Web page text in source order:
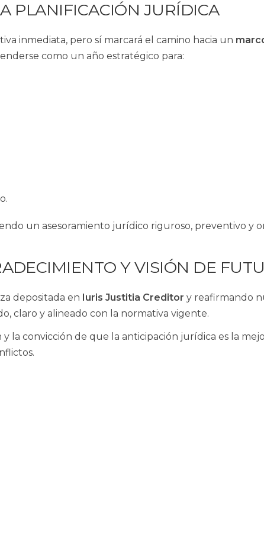
PLANIFICACIÓN JURÍDICA
inmediata, pero sí marcará el camino hacia un
como un año estratégico para:
un asesoramiento jurídico riguroso, preventivo y
Y VISIÓN DE
depositada en Iuris Justitia Creditor y reafirmando
claro y alineado con la normativa vigente.
y la convicción de que la anticipación jurídica es la